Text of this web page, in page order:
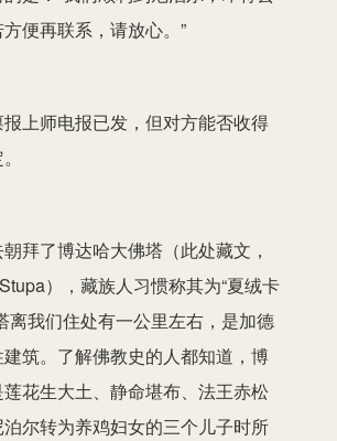
便再联系，请放心。”
上师电报已发，但对方能否收得
拜了博达哈大佛塔（此处藏文，
），藏族人习惯称其为“夏绒卡
离我们住处有一公里左右，是加德
筑。了解佛教史的人都知道，博
花生大土、静命堪布、法王赤松
尔转为养鸡妇女的三个儿子时所